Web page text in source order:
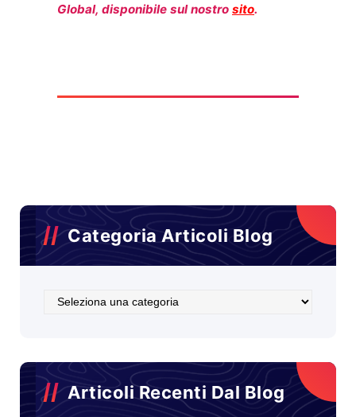
Global, disponibile sul nostro sito.
Categoria Articoli Blog
Categoria
Articoli Recenti Dal Blog